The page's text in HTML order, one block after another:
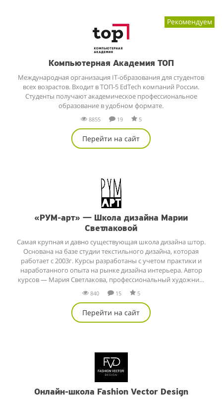
Рекомендуем
Компьютерная Академия ТОП
Международная организация IT-образования для студентов
всех возрастов. Входит в ТОП-5 EdTech компаний России.
Студенты получают академическое профессиональное
образование в удобном формате.
8855 19 5
Перейти на сайт
«РУМ-арт» — Школа дизайна Марии
Светлаковой
Самая крупная и давно существующая школа дизайна штор.
Основана на базе студии текстильного дизайна, которая
работает с 2003г. Курсы разработаны с учетом практики и
наработанного опыта на рынке дизайна интерьера. Автор
курсов — Мария Светлакова, профессиональный художник-
дизайнер, участник более 100 выставок, разработчик
принтов тканей для международных текстильных фабрик,
декоратор с более чем 20-летним опытом.
840 15 5
Перейти на сайт
Онлайн-школа Fashion Vector Design